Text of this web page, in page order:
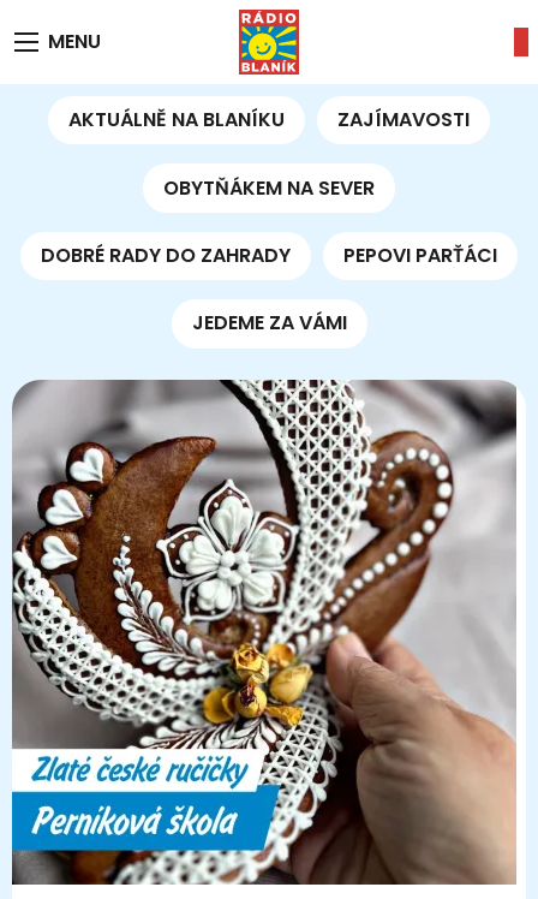
MENU
AKTUÁLNĚ NA BLANÍKU ZAJÍMAVOSTI
OBYTŇÁKEM NA SEVER
DOBRÉ RADY DO ZAHRADY PEPOVI PARŤÁCI
JEDEME ZA VÁMI